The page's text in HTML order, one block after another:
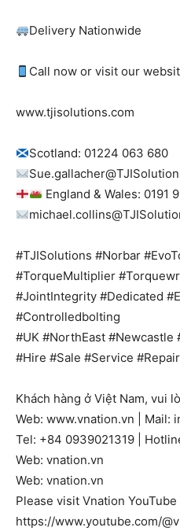
Delivery Nationwide
Call now or visit our
www.tjisolutions.com
Scotland: 01224 063 680
England & Wales: 0191
#TJISolutions #Norbar
#TorqueMultiplier
#JointIntegrity #Dedicated
#Controlledbolting
#UK #NorthEast #Newcastle
#Hire #Sale #Service
Khách hàng ở Việt Nam, vui
Web: www.vnation.vn | Mail:
Tel: +84 0939021319 |
Web: vnation.vn
Web: vnation.vn
Please visit Vnation
https://www.youtube.com/